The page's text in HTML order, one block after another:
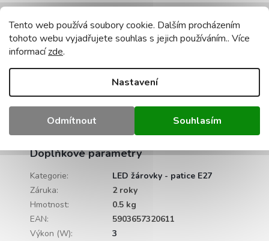
Tento web používá soubory cookie. Dalším procházením
tohoto webu vyjadřujete souhlas s jejich používáním.. Více
informacízde.
Nastavení
Odmítnout Souhlasím
ZOBRAZIT VŠECHNY SOUVISEJÍCÍ PRODUKTY
Diskuze
Detailní popis produktu
Doplňkové parametry
Kategorie:
LED žárovky - patice E27
Záruka:
2 roky
Hmotnost:
0.5 kg
EAN:
5903657320611
Výkon (W):
3